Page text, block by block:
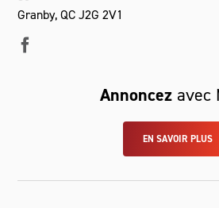
Granby, QC J2G 2V1
Annoncez avec
EN SAVOIR PLUS